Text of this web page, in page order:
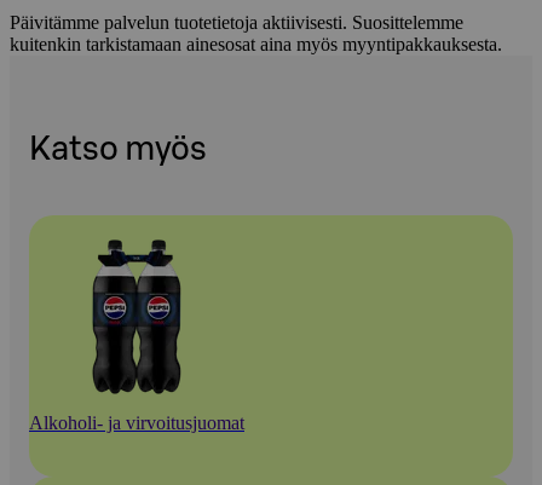
Päivitämme palvelun tuotetietoja aktiivisesti. Suosittelemme
kuitenkin tarkistamaan ainesosat aina myös myyntipakkauksesta.
Katso myös
Alkoholi- ja virvoitusjuomat